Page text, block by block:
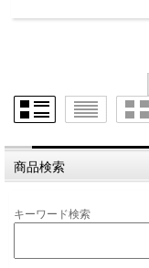
商品検索
キーワード検索